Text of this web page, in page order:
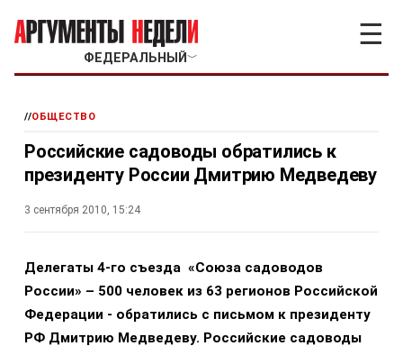
ФЕДЕРАЛЬНЫЙ ﹀
☰
//ОБЩЕСТВО
Российские садоводы обратились к
президенту России Дмитрию Медведеву
3 сентября 2010, 15:24
Делегаты 4-го съезда «Союза садоводов
России» – 500 человек из 63 регионов Российской
Федерации - обратились с письмом к президенту
РФ Дмитрию Медведеву. Российские садоводы